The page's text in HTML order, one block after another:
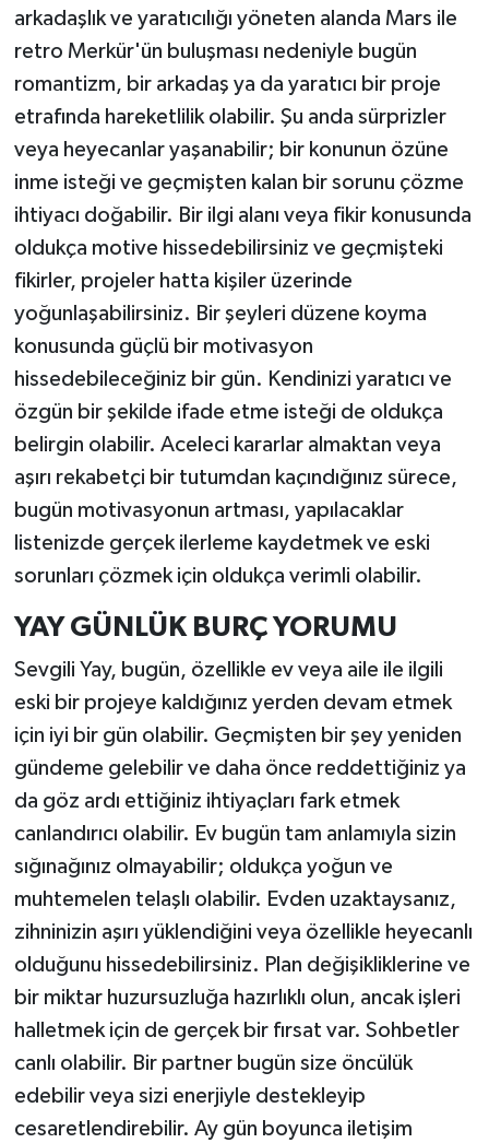
arkadaşlık ve yaratıcılığı yöneten alanda Mars ile
retro Merkür'ün buluşması nedeniyle bugün
romantizm, bir arkadaş ya da yaratıcı bir proje
etrafında hareketlilik olabilir. Şu anda sürprizler
veya heyecanlar yaşanabilir; bir konunun özüne
inme isteği ve geçmişten kalan bir sorunu çözme
ihtiyacı doğabilir. Bir ilgi alanı veya fikir konusunda
oldukça motive hissedebilirsiniz ve geçmişteki
fikirler, projeler hatta kişiler üzerinde
yoğunlaşabilirsiniz. Bir şeyleri düzene koyma
konusunda güçlü bir motivasyon
hissedebileceğiniz bir gün. Kendinizi yaratıcı ve
özgün bir şekilde ifade etme isteği de oldukça
belirgin olabilir. Aceleci kararlar almaktan veya
aşırı rekabetçi bir tutumdan kaçındığınız sürece,
bugün motivasyonun artması, yapılacaklar
listenizde gerçek ilerleme kaydetmek ve eski
sorunları çözmek için oldukça verimli olabilir.
YAY GÜNLÜK BURÇ YORUMU
Sevgili Yay, bugün, özellikle ev veya aile ile ilgili
eski bir projeye kaldığınız yerden devam etmek
için iyi bir gün olabilir. Geçmişten bir şey yeniden
gündeme gelebilir ve daha önce reddettiğiniz ya
da göz ardı ettiğiniz ihtiyaçları fark etmek
canlandırıcı olabilir. Ev bugün tam anlamıyla sizin
sığınağınız olmayabilir; oldukça yoğun ve
muhtemelen telaşlı olabilir. Evden uzaktaysanız,
zihninizin aşırı yüklendiğini veya özellikle heyecanlı
olduğunu hissedebilirsiniz. Plan değişikliklerine ve
bir miktar huzursuzluğa hazırlıklı olun, ancak işleri
halletmek için de gerçek bir fırsat var. Sohbetler
canlı olabilir. Bir partner bugün size öncülük
edebilir veya sizi enerjiyle destekleyip
cesaretlendirebilir. Ay gün boyunca iletişim